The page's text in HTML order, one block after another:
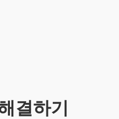
결하기